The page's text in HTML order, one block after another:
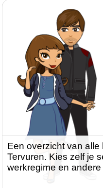
Een overzicht van
Tervuren. Kies zelf je
werkregime en